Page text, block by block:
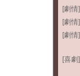
[劇情]
[劇情]
[劇情]
[喜劇]